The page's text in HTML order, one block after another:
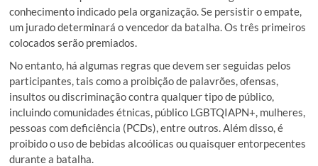
conhecimento indicado pela organização. Se persistir o empate,
um jurado determinará o vencedor da batalha. Os três primeiros
colocados serão premiados.
No entanto, há algumas regras que devem ser seguidas pelos
participantes, tais como a proibição de palavrões, ofensas,
insultos ou discriminação contra qualquer tipo de público,
incluindo comunidades étnicas, público LGBTQIAPN+, mulheres,
pessoas com deficiência (PCDs), entre outros. Além disso, é
proibido o uso de bebidas alcoólicas ou quaisquer entorpecentes
durante a batalha.